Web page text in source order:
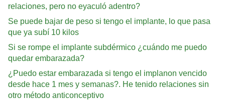
relaciones, pero no eyaculó adentro?
Se puede bajar de peso si tengo el implante, lo que pasa
que ya subí 10 kilos
Si se rompe el implante subdérmico ¿cuándo me puedo
quedar embarazada?
¿Puedo estar embarazada si tengo el implanon vencido
desde hace 1 mes y semanas?. He tenido relaciones sin
otro método anticonceptivo